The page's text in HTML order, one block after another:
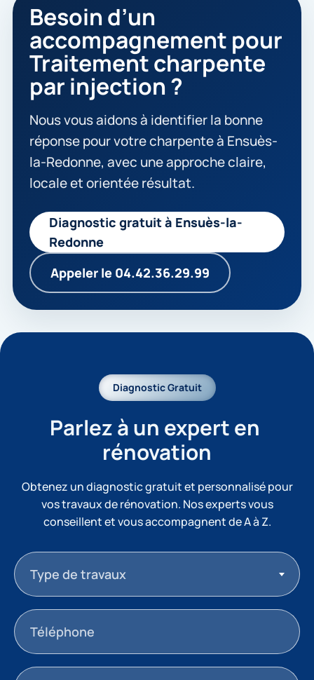
Besoin d’un
accompagnement pour
Traitement charpente
par injection ?
Nous vous aidons à identifier la bonne
réponse pour votre charpente à Ensuès-
la-Redonne, avec une approche claire,
locale et orientée résultat.
Diagnostic gratuit à Ensuès-la-
Redonne
Appeler le 04.42.36.29.99
Diagnostic Gratuit
Parlez à un expert en
rénovation
Obtenez un diagnostic gratuit et personnalisé pour
vos travaux de rénovation. Nos experts vous
conseillent et vous accompagnent de A à Z.
Type de travaux